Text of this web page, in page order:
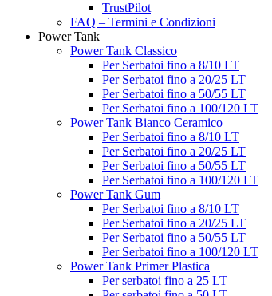
TrustPilot
FAQ – Termini e Condizioni
Power Tank
Power Tank Classico
Per Serbatoi fino a 8/10 LT
Per Serbatoi fino a 20/25 LT
Per Serbatoi fino a 50/55 LT
Per Serbatoi fino a 100/120 LT
Power Tank Bianco Ceramico
Per Serbatoi fino a 8/10 LT
Per Serbatoi fino a 20/25 LT
Per Serbatoi fino a 50/55 LT
Per Serbatoi fino a 100/120 LT
Power Tank Gum
Per Serbatoi fino a 8/10 LT
Per Serbatoi fino a 20/25 LT
Per Serbatoi fino a 50/55 LT
Per Serbatoi fino a 100/120 LT
Power Tank Primer Plastica
Per serbatoi fino a 25 LT